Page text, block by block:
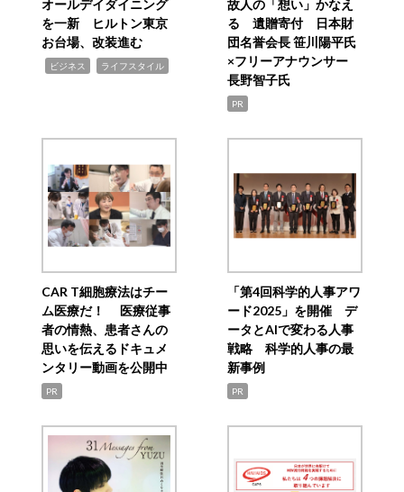
オールデイダイニング
を一新 ヒルトン東京
お台場、改装進む
ビジネス ライフスタイル
故人の「想い」かなえ
る 遺贈寄付 日本財
団名誉会長 笹川陽平氏
×フリーアナウンサー
長野智子氏
PR
CAR T細胞療法はチー
ム医療だ！ 医療従事
者の情熱、患者さんの
思いを伝えるドキュメ
ンタリー動画を公開中
PR
「第4回科学的人事アワ
ード2025」を開催 デ
ータとAIで変わる人事
戦略 科学的人事の最
新事例
PR